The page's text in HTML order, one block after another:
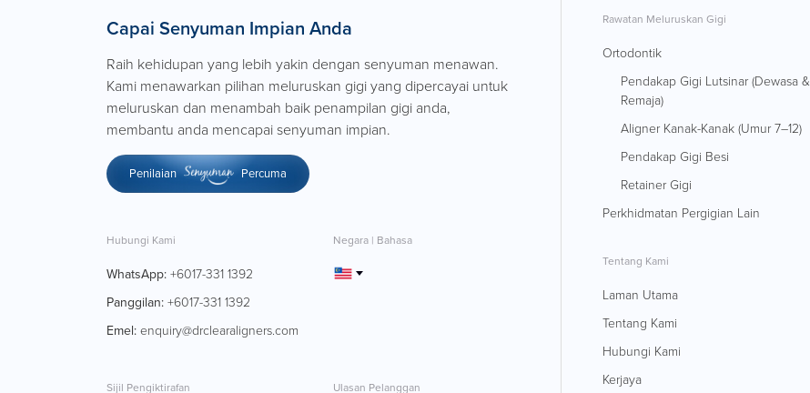
Capai Senyuman Impian Anda
Raih kehidupan yang lebih yakin dengan senyuman menawan.
Kami menawarkan pilihan meluruskan gigi yang dipercayai untuk
meluruskan dan menambah baik penampilan gigi anda,
membantu anda mencapai senyuman impian.
Penilaian Percuma
Hubungi Kami
WhatsApp:+6017-331 1392
Panggilan:+6017-331 1392
Emel:enquiry@drclearaligners.com
Negara | Bahasa
Sijil Pengiktirafan Ulasan Pelanggan
Rawatan Meluruskan Gigi
Ortodontik
Pendakap Gigi Lutsinar (Dewasa &
Remaja)
Aligner Kanak-Kanak (Umur 7–12)
Pendakap Gigi Besi
Retainer Gigi
Perkhidmatan Pergigian Lain
Tentang Kami
Laman Utama
Tentang Kami
Hubungi Kami
Kerjaya